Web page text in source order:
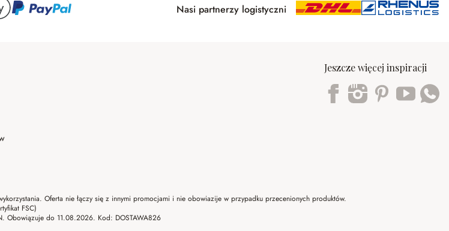
Nasi partnerzy logistyczni
Jeszcze więcej inspiracji
Oferta nie łączy się z innymi promocjami i nie obowiazije w przypadku przecenionych produktów.
FSC)
Obowiązuje do 11.08.2026. Kod: DOSTAWA826